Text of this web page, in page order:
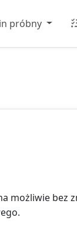
próbny
możliwie bez